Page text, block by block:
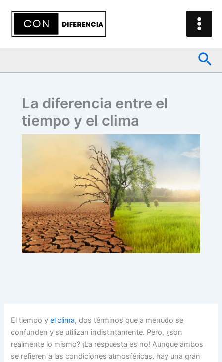
contenido
La diferencia entre el
tiempo y el clima
El tiempo yel clima, dos términos que a menudo se
confunden y se utilizan indistintamente. Pero, ¿son
realmente lo mismo? ¡La respuesta es no! Aunque ambos
se refieren a las condiciones atmosféricas, hay una gran